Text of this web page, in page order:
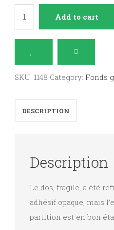
Add to cart
SKU: 1148 Category: Fonds
DESCRIPTION
Description
Le dos, fragile, a été
adhésif opaque, mais
partition est en bon